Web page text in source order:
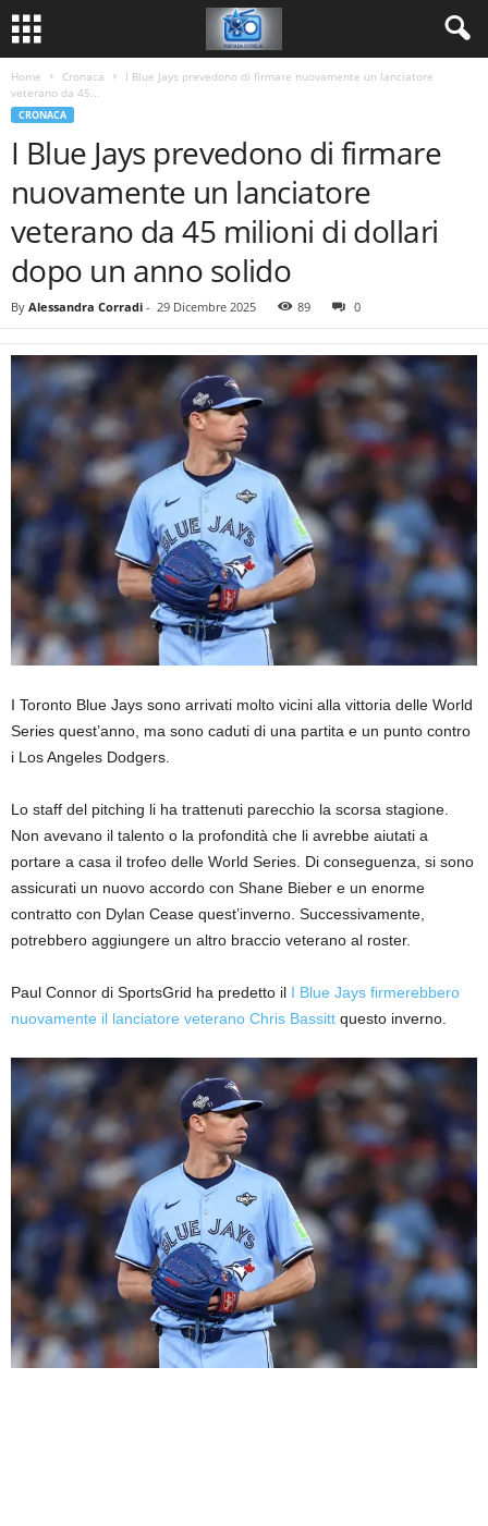
Home Cronaca
I Blue Jays prevedono di firmare nuovamente un lanciatore
veterano da 45...
CRONACA
I Blue Jays prevedono di firmare
nuovamente un lanciatore
veterano da 45 milioni di dollari
dopo un anno solido
By Alessandra Corradi - 29 Dicembre 2025 89 0
I Toronto Blue Jays sono arrivati ​​molto vicini alla vittoria delle World
Series quest’anno, ma sono caduti di una partita e un punto contro
i Los Angeles Dodgers.
Lo staff del pitching li ha trattenuti parecchio la scorsa stagione.
Non avevano il talento o la profondità che li avrebbe aiutati a
portare a casa il trofeo delle World Series. Di conseguenza, si sono
assicurati un nuovo accordo con Shane Bieber e un enorme
contratto con Dylan Cease quest’inverno. Successivamente,
potrebbero aggiungere un altro braccio veterano al roster.
Paul Connor di SportsGrid ha predetto il I Blue Jays firmerebbero
nuovamente il lanciatore veterano Chris Bassitt questo inverno.